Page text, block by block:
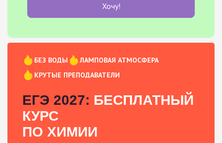
Хочу!
БЕЗ ВОДЫ
ЛАМПОВАЯ АТМОСФЕРА
КРУТЫЕ ПРЕПОДАВАТЕЛИ
ЕГЭ 2027: БЕСПЛАТНЫЙ
КУРС
ПО ХИМИИ